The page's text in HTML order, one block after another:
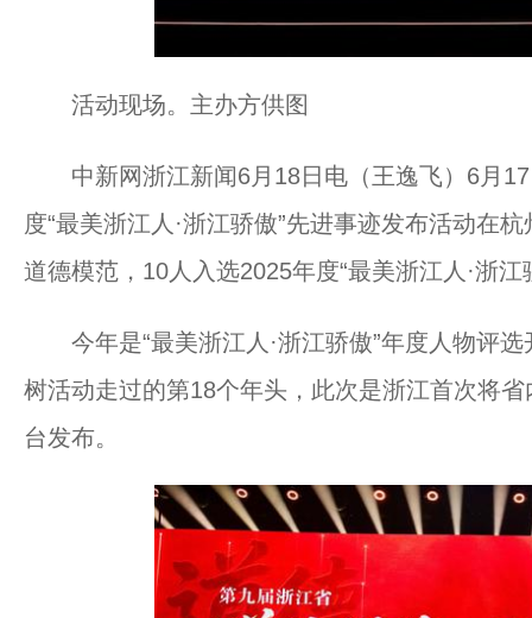
活动现场。主办方供图
中新网浙江新闻6月18日电（王逸飞）6月17
度“最美浙江人·浙江骄傲”先进事迹发布活动在
道德模范，10人入选2025年度“最美浙江人·浙江
今年是“最美浙江人·浙江骄傲”年度人物评选
树活动走过的第18个年头，此次是浙江首次将
台发布。